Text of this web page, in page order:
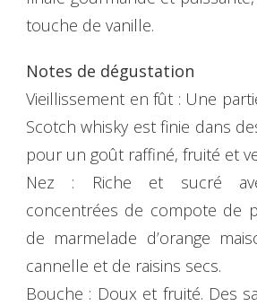
touche de vanille.
Notes de dégustation
Vieillissement en fût : Une
Scotch whisky est finie dans
pour un goût raffiné, fruité et
Nez : Riche et sucré
concentrées de compote de
de marmelade d’orange
cannelle et de raisins secs.
Bouche : Doux et fruité. Des